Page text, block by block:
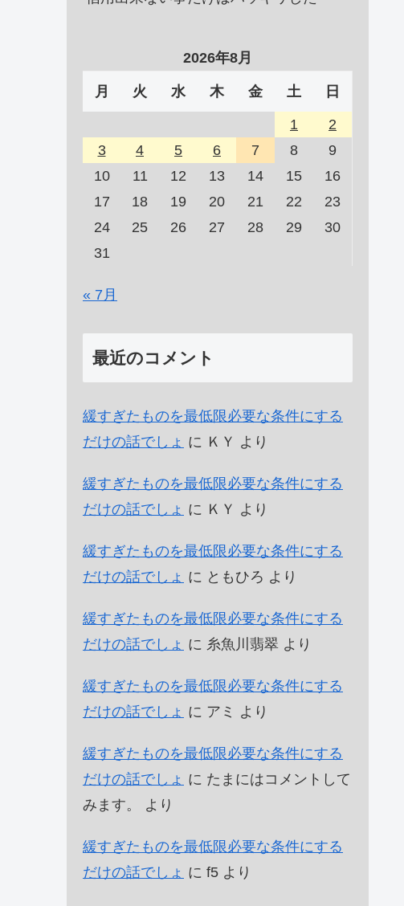
2026年8月
月 火 水 木 金 土 日
1
2
3
4 5 6 7 8
9
10
11 12 13 14 15
16
17
18 19 20 21 22
23
24
25 26 27 28 29
30
31
« 7月
最近のコメント
緩すぎたものを最低限必要な条件にする
だけの話でしょ に ＫＹ より
緩すぎたものを最低限必要な条件にする
だけの話でしょ に ＫＹ より
緩すぎたものを最低限必要な条件にする
だけの話でしょ に ともひろ より
緩すぎたものを最低限必要な条件にする
だけの話でしょ に 糸魚川翡翠 より
緩すぎたものを最低限必要な条件にする
だけの話でしょ に アミ より
緩すぎたものを最低限必要な条件にする
だけの話でしょ に たまにはコメントして
みます。
より
緩すぎたものを最低限必要な条件にする
だけの話でしょ に f5 より